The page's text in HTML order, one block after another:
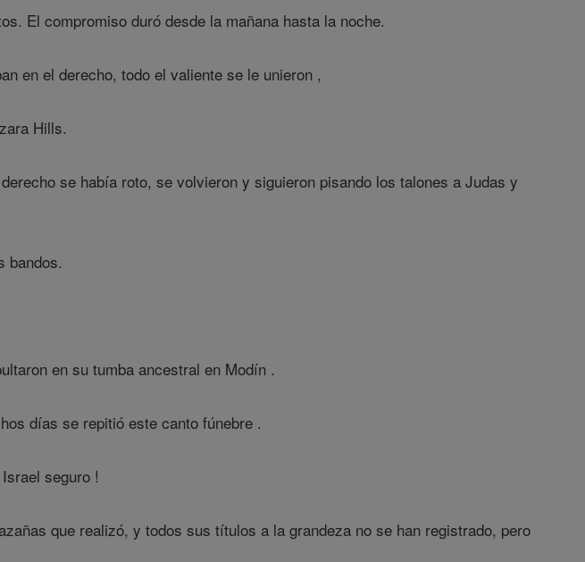
El compromiso duró desde la mañana hasta la noche.
en el derecho, todo el valiente se le unieron ,
Hills.
se había roto, se volvieron y siguieron pisando los talones a Judas y
bandos.
en su tumba ancestral en Modín .
días se repitió este canto fúnebre .
seguro !
que realizó, y todos sus títulos a la grandeza no se han registrado, pero